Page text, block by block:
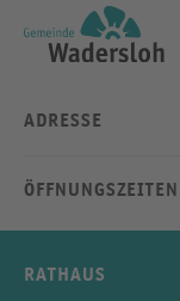
ADRESSE
ÖFFNUNGSZEITEN
RATHAUS